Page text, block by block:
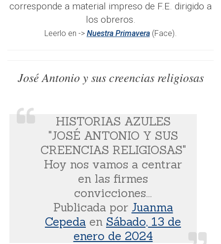
corresponde a material impreso de F.E. dirigido a
los obreros.
Leerlo en -> Nuestra Primavera(Face).
José Antonio y sus creencias religiosas
HISTORIAS AZULES
"JOSÉ ANTONIO Y SUS
CREENCIAS RELIGIOSAS"
Hoy nos vamos a centrar
en las firmes
convicciones...
Publicada por Juanma
Cepeda en Sábado, 13 de
enero de 2024